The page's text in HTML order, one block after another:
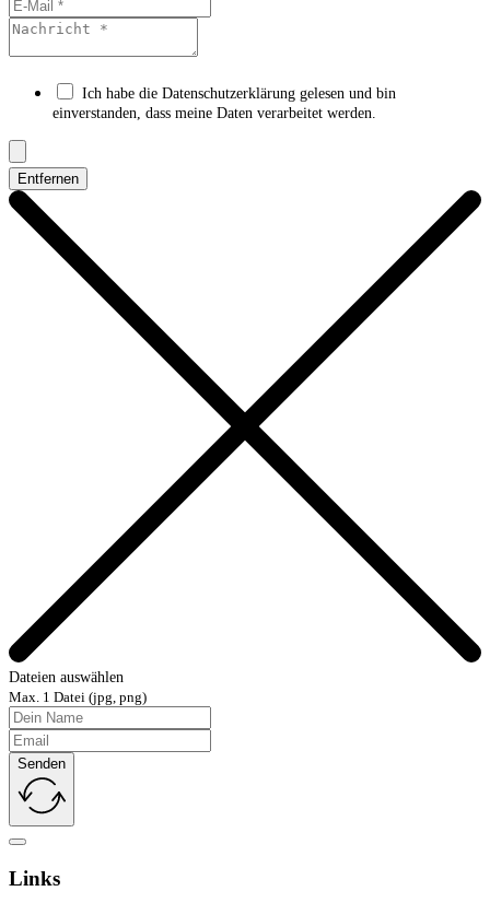
Ich habe die Datenschutzerklärung gelesen und bin
einverstanden, dass meine Daten verarbeitet werden.
Entfernen
Dateien auswählen
Max. 1 Datei (jpg, png)
Senden
Links